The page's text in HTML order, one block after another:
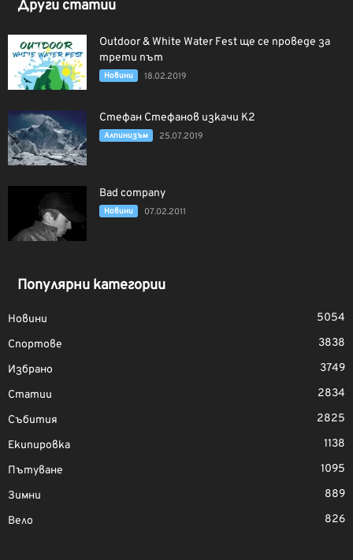
Други статии
Outdoor & White Water Fest ще се проведе за
трети път
Новини 18.02.2019
Стефан Стефанов изкачи К2
Алпинизъм 25.07.2019
Bad company
Новини 07.02.2011
Популярни категории
Новини
5054
Спортове
3838
Избрано
3749
Статии
2834
Събития
2825
Екипировка
1138
Пътуване
1095
Зимни
889
Вело
826